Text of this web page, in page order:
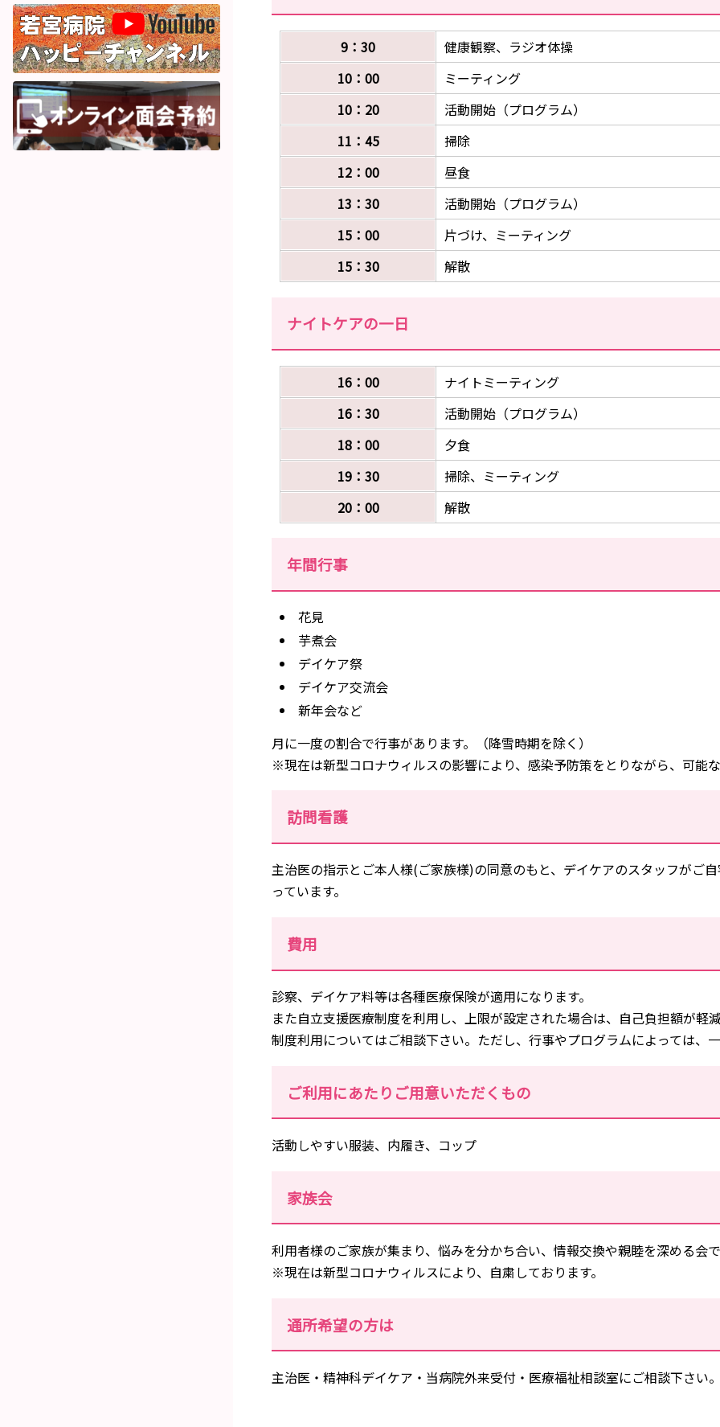
9：30
健康観察、ラジオ体操
10：00
ミーティング
10：20
活動開始（プログラム）
11：45
掃除
12：00
昼食
13：30
活動開始（プログラム）
15：00
片づけ、ミーティング
15：30
解散
ナイトケアの一日
16：00
ナイトミーティング
16：30
活動開始（プログラム）
18：00
夕食
19：30
掃除、ミーティング
20：00
解散
年間行事
花見
芋煮会
デイケア祭
デイケア交流会
新年会など
月に一度の割合で行事があります。（降雪時期を除く）
※現在は新型コロナウィルスの影響により、感染予防策をとりながら、可能
訪問看護
主治医の指示とご本人様(ご家族様)の同意のもと、デイケアのスタッフがご
っています。
費用
診察、デイケア料等は各種医療保険が適用になります。
また自立支援医療制度を利用し、上限が設定された場合は、自己負担額が軽減
制度利用についてはご相談下さい。ただし、行事やプログラムによっては、
ご利用にあたりご用意いただくもの
活動しやすい服装、内履き、コップ
家族会
利用者様のご家族が集まり、悩みを分かち合い、情報交換や親睦を深める会
※現在は新型コロナウィルスにより、自粛しております。
通所希望の方は
主治医・精神科デイケア・当病院外来受付・医療福祉相談室にご相談下さい。